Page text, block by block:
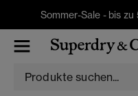
Sommer-Sale - bis